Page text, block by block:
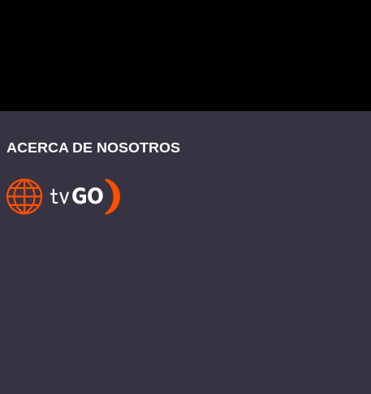
ACERCA DE NOSOTROS